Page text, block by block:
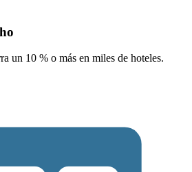
un 10 % o más en miles de hoteles.